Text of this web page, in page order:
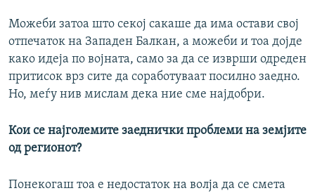
Можеби затоа што секој сакаше да има остави свој
отпечаток на Западен Балкан, а можеби и тоа дојде
како идеја по војната, само за да се изврши одреден
притисок врз сите да соработуваат посилно заедно.
Но, меѓу нив мислам дека ние сме најдобри.
Кои се најголемите заеднички проблеми на земјите
од регионот?
Понекогаш тоа е недостаток на волја да се смета